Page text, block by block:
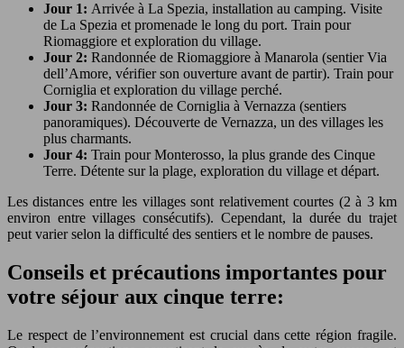
Jour 1: Arrivée à La Spezia, installation au camping. Visite
de La Spezia et promenade le long du port. Train pour
Riomaggiore et exploration du village.
Jour 2: Randonnée de Riomaggiore à Manarola (sentier Via
dell’Amore, vérifier son ouverture avant de partir). Train pour
Corniglia et exploration du village perché.
Jour 3: Randonnée de Corniglia à Vernazza (sentiers
panoramiques). Découverte de Vernazza, un des villages les
plus charmants.
Jour 4: Train pour Monterosso, la plus grande des Cinque
Terre. Détente sur la plage, exploration du village et départ.
Les distances entre les villages sont relativement courtes (2 à 3 km
environ entre villages consécutifs). Cependant, la durée du trajet
peut varier selon la difficulté des sentiers et le nombre de pauses.
Conseils et précautions importantes pour
votre séjour aux cinque terre:
Le respect de l’environnement est crucial dans cette région fragile.